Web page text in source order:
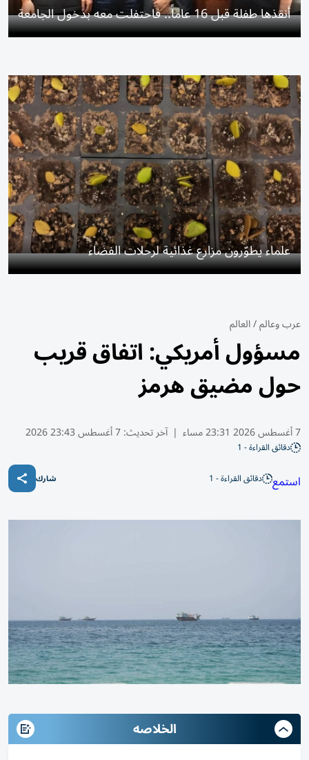
أنقذها طفلة قبل 16 عاماً.. فاحتفلت معه بدخول الجامعة
علماء يطوّرون مزارع غذائية لرحلات الفضاء
عرب وعالم/العالم
مسؤول أمريكي: اتفاق قريب
حول مضيق هرمز
7 أغسطس 2026 23:31 مساء | آخر تحديث:7 أغسطس 23:43 2026
دقائق القراءة - 1
استمع دقائق القراءة - 1 شارك
الخلاصه